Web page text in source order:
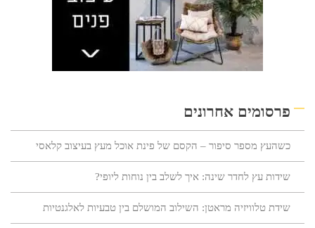
פרסומים אחרונים
כשהעץ מספר סיפור – הקסם של פינת אוכל מעץ בעיצוב קלאסי
שידות עץ לחדר שינה: איך לשלב בין נוחות ליופי?
שידת טלוויזיה מראטן: השילוב המושלם בין טבעיות לאלגנטיות